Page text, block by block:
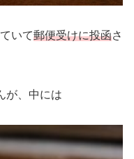
いて郵便受けに投函さ
が、中には